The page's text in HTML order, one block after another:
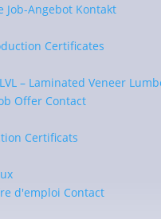
Job-Angebot Kontakt
Certificates
LVL – Laminated Veneer
Offer Contact
Certificats
d'emploi Contact
données
offrent un aperçu simple
de vous identifier
ci‑dessous.
sur ce site web
de la collecte des
sur ce site est effectué